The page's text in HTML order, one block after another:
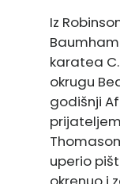
Iz
karatea
okrugu
godišnji
uperio